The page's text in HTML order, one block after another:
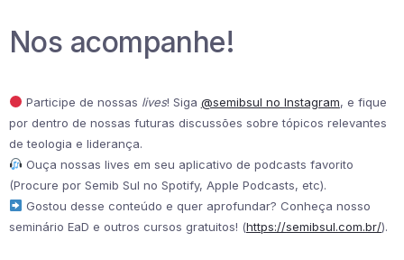
Nos acompanhe!
Participe de nossas lives! Siga @semibsul no Instagram, e fique
por dentro de nossas futuras discussões sobre tópicos relevantes
de teologia e liderança.
Ouça nossas lives em seu aplicativo de podcasts favorito
(Procure por Semib Sul no Spotify, Apple Podcasts, etc).
Gostou desse conteúdo e quer aprofundar? Conheça nosso
seminário EaD e outros cursos gratuitos! (https://semibsul.com.br/).